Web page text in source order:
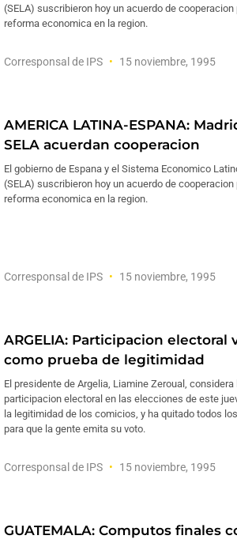
(SELA) suscribieron hoy un acuerdo de cooperacion
reforma economica en la region.
Corresponsal de IPS 15 noviembre, 1995
AMERICA LATINA-ESPANA:
SELA acuerdan cooperacion
El gobierno de Espana y el Sistema Economico
(SELA) suscribieron hoy un acuerdo de cooperacion
reforma economica en la region.
Corresponsal de IPS 15 noviembre, 1995
ARGELIA: Participacion electoral
como prueba de legitimidad
El presidente de Argelia, Liamine Zeroual, considera
participacion electoral en las elecciones de este
la legitimidad de los comicios, y ha quitado todos
para que la gente emita su voto.
Corresponsal de IPS 15 noviembre, 1995
GUATEMALA: Computos finales